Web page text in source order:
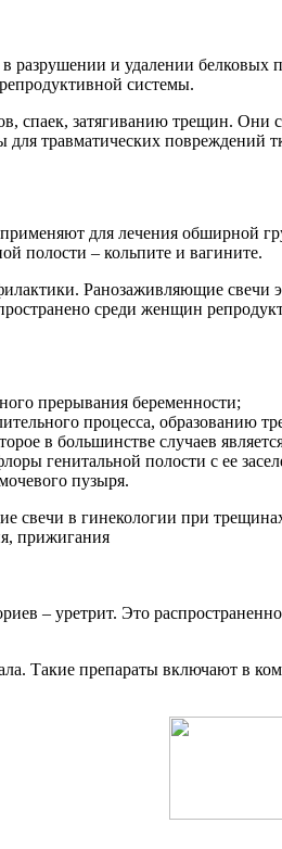
разрушении и удалении
системы.
спаек, затягиванию трещин.
травматических повреждений
для лечения обширной
полости – кольпите и вагините.
Ранозаживляющие
среди женщин
прерывания беременности;
процесса, образованию
в большинстве случаев
генитальной полости с ее
пузыря.
– уретрит. Это
Такие препараты включают в